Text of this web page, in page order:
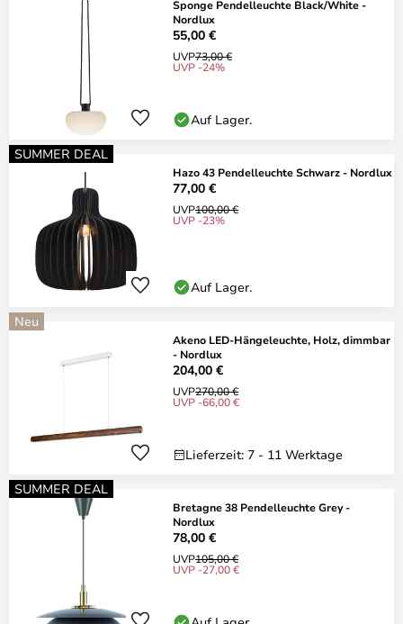
Sponge Pendelleuchte Black/White -
Nordlux
55,00 €
UVP73,00 €
UVP -24%
Auf Lager.
SUMMER DEAL
Hazo 43 Pendelleuchte Schwarz - Nordlux
77,00 €
UVP100,00 €
UVP -23%
Auf Lager.
Neu
Akeno LED-Hängeleuchte, Holz, dimmbar
- Nordlux
204,00 €
UVP270,00 €
UVP -66,00 €
Lieferzeit: 7 - 11 Werktage
SUMMER DEAL
Bretagne 38 Pendelleuchte Grey -
Nordlux
78,00 €
UVP105,00 €
UVP -27,00 €